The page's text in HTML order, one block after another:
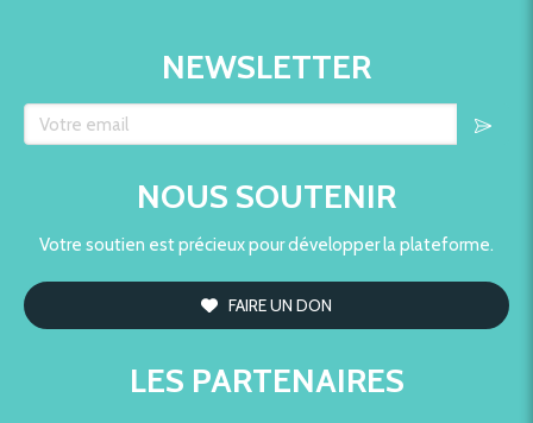
NEWSLETTER
Votre email
NOUS SOUTENIR
Votre soutien est précieux pour développer la plateforme.
FAIRE UN DON
LES PARTENAIRES